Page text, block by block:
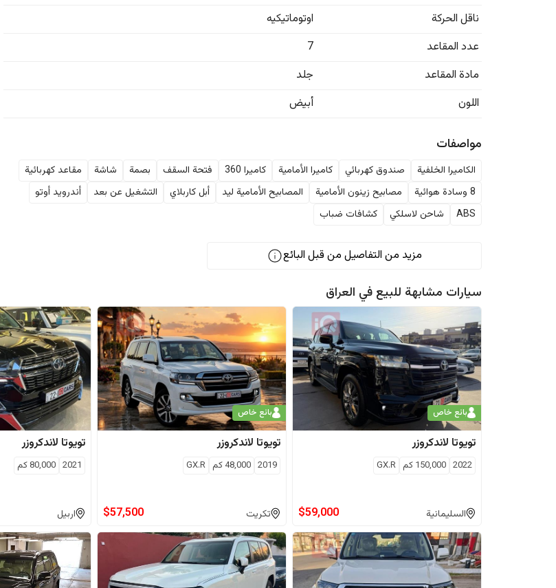
ناقل الحركة
اوتوماتيكيه
عدد المقاعد
7
مادة المقاعد
جلد
اللون
أبيض
مواصفات
الكاميرا الخلفية صندوق كهربائي كاميرا الأمامية كاميرا 360 فتحة السقف بصمة شاشة
مقاعد كهربائية
8 وسادة هوائية
مصابيح زينون الأمامية المصابيح الأمامية ليد أبل كاربلاي التشغيل عن بعد
أندرويد أوتو
ABS
شاحن لاسلكي كشافات ضباب
مزيد من التفاصيل من قبل البائع
سيارات مشابهة للبيع في العراق
بائع خاص
تويوتا لاندكروزر
2022
150,000 كم GX.R
السليمانية $59,000
بائع خاص
تويوتا لاندكروزر
2019
48,000كم GX.R
تكريت $57,500
تويوتا لاندكروزر
2021
80,000كم
اربيل